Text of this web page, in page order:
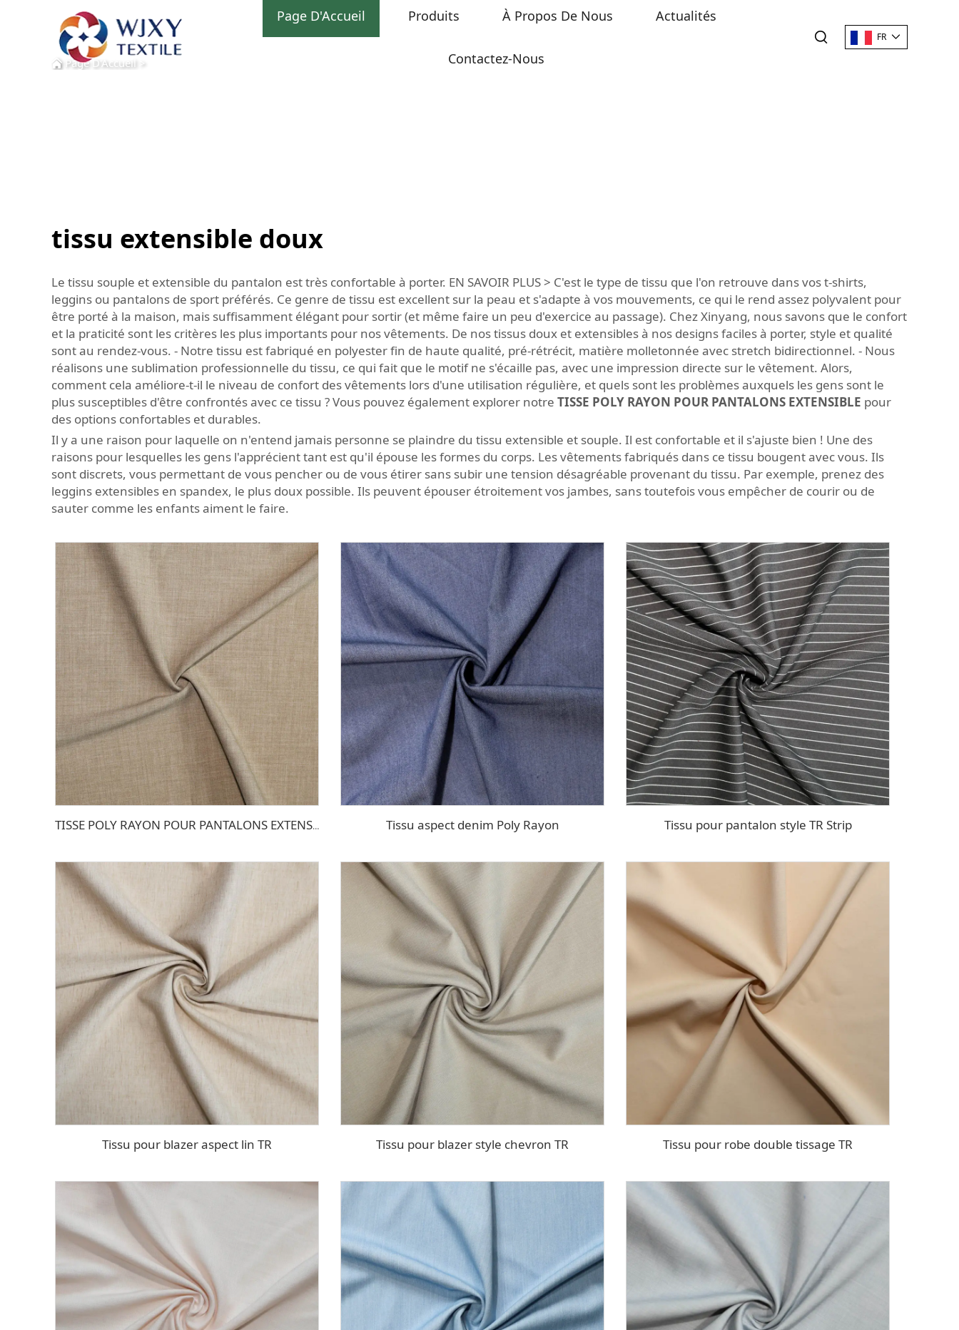
Page D'Accueil Produits À Propos De Nous Actualités
Contactez-Nous
FR
Page D'Accueil>
tissu extensible doux
Le tissu souple et extensible du pantalon est très confortable à porter. EN SAVOIR PLUS > C'est le type de tissu que l'on retrouve dans vos t-shirts,
leggins ou pantalons de sport préférés. Ce genre de tissu est excellent sur la peau et s'adapte à vos mouvements, ce qui le rend assez polyvalent pour
être porté à la maison, mais suffisamment élégant pour sortir (et même faire un peu d'exercice au passage). Chez Xinyang, nous savons que le confort
et la praticité sont les critères les plus importants pour nos vêtements. De nos tissus doux et extensibles à nos designs faciles à porter, style et qualité
sont au rendez-vous. - Notre tissu est fabriqué en polyester fin de haute qualité, pré-rétrécit, matière molletonnée avec stretch bidirectionnel. - Nous
réalisons une sublimation professionnelle du tissu, ce qui fait que le motif ne s'écaille pas, avec une impression directe sur le vêtement. Alors,
comment cela améliore-t-il le niveau de confort des vêtements lors d'une utilisation régulière, et quels sont les problèmes auxquels les gens sont le
plus susceptibles d'être confrontés avec ce tissu ? Vous pouvez également explorer notre TISSE POLY RAYON POUR PANTALONS EXTENSIBLE pour
des options confortables et durables.
Il y a une raison pour laquelle on n'entend jamais personne se plaindre du tissu extensible et souple. Il est confortable et il s'ajuste bien ! Une des
raisons pour lesquelles les gens l'apprécient tant est qu'il épouse les formes du corps. Les vêtements fabriqués dans ce tissu bougent avec vous. Ils
sont discrets, vous permettant de vous pencher ou de vous étirer sans subir une tension désagréable provenant du tissu. Par exemple, prenez des
leggins extensibles en spandex, le plus doux possible. Ils peuvent épouser étroitement vos jambes, sans toutefois vous empêcher de courir ou de
sauter comme les enfants aiment le faire.
TISSE POLY RAYON POUR PANTALONS EXTENSIBLE Tissu aspect denim Poly Rayon Tissu pour pantalon style TR Strip
Tissu pour blazer aspect lin TR Tissu pour blazer style chevron TR Tissu pour robe double tissage TR